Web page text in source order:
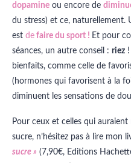
dopamine ou encore de
du stress) et ce, naturellement.
est de faire du sport ! Et pour
séances, un autre conseil : riez
bienfaits, comme celle de
(hormones qui favorisent à la
diminuent les sensations de
Pour ceux et celles qui
sucre, n’hésitez pas à lire mon
sucre » (7,90€, Editions